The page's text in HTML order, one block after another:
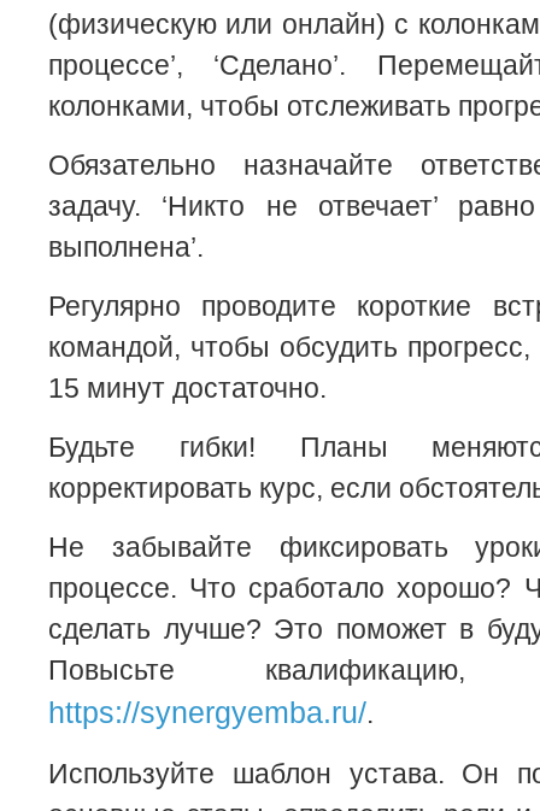
(физическую или онлайн) с
процессе’, ‘Сделано’.
колонками, чтобы отслеживать
Обязательно назначайте
задачу. ‘Никто не отвечает’
выполнена’.
Регулярно проводите короткие
командой, чтобы обсудить
15 минут достаточно.
Будьте гибки! Планы
корректировать курс, если
Не забывайте фиксировать
процессе. Что сработало
сделать лучше? Это поможет в
Повысьте
https://synergyemba.ru/.
Используйте шаблон устава. Он